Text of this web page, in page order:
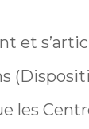
et
les